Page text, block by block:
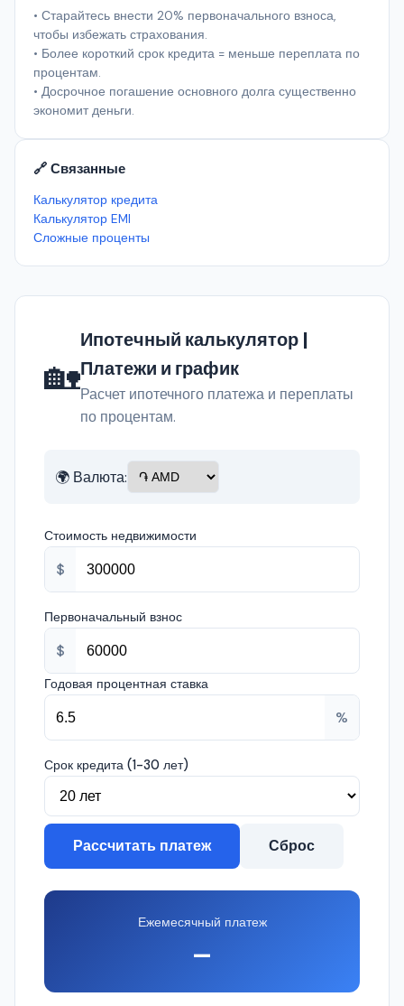
🏡
Ипотечный калькулятор |
Платежи и график
Расчет ипотечного платежа и переплаты
по процентам.
🌍 Валюта:
Стоимость недвижимости
$
Первоначальный взнос
$
Годовая процентная ставка
%
Срок кредита (1-30 лет)
Рассчитать платеж Сброс
Ежемесячный платеж
—
• Старайтесь внести 20% первоначального взноса,
чтобы избежать страхования.
• Более короткий срок кредита = меньше переплата по
процентам.
• Досрочное погашение основного долга существенно
экономит деньги.
🔗 Связанные
Калькулятор кредита
Калькулятор EMI
Сложные проценты